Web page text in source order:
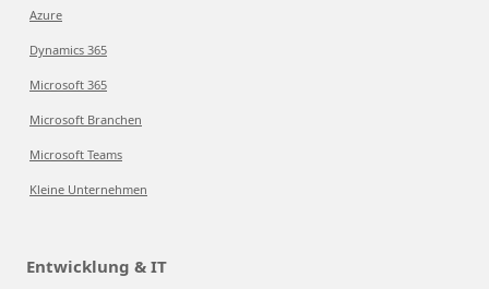
Azure
Dynamics 365
Microsoft 365
Microsoft Branchen
Microsoft Teams
Kleine Unternehmen
Entwicklung & IT